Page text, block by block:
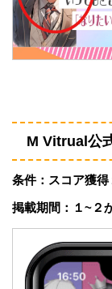
M Vitrual公
条件：スコア獲
掲載期間：１~２